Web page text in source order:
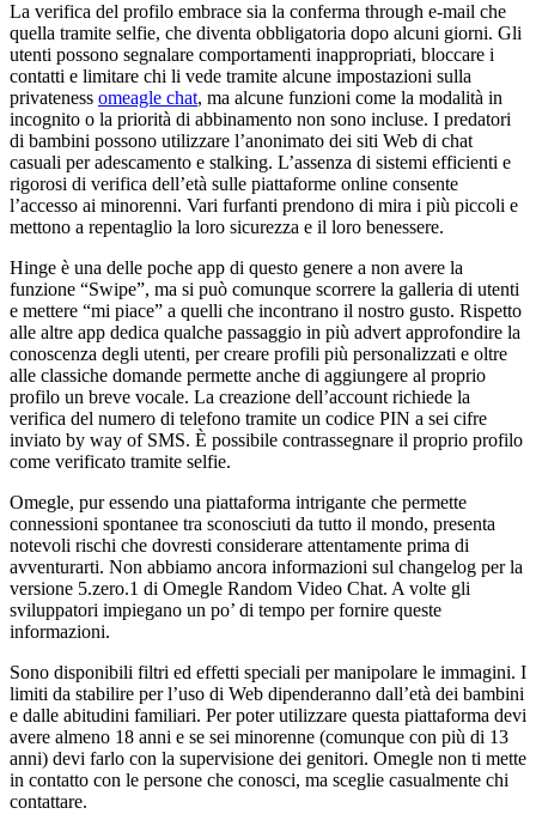
La verifica del profilo embrace sia la conferma through e-mail che
quella tramite selfie, che diventa obbligatoria dopo alcuni giorni. Gli
utenti possono segnalare comportamenti inappropriati, bloccare i
contatti e limitare chi li vede tramite alcune impostazioni sulla
privateness omeagle chat, ma alcune funzioni come la modalità in
incognito o la priorità di abbinamento non sono incluse. I predatori
di bambini possono utilizzare l’anonimato dei siti Web di chat
casuali per adescamento e stalking. L’assenza di sistemi efficienti e
rigorosi di verifica dell’età sulle piattaforme online consente
l’accesso ai minorenni. Vari furfanti prendono di mira i più piccoli e
mettono a repentaglio la loro sicurezza e il loro benessere.
Hinge è una delle poche app di questo genere a non avere la
funzione “Swipe”, ma si può comunque scorrere la galleria di utenti
e mettere “mi piace” a quelli che incontrano il nostro gusto. Rispetto
alle altre app dedica qualche passaggio in più advert approfondire la
conoscenza degli utenti, per creare profili più personalizzati e oltre
alle classiche domande permette anche di aggiungere al proprio
profilo un breve vocale. La creazione dell’account richiede la
verifica del numero di telefono tramite un codice PIN a sei cifre
inviato by way of SMS. È possibile contrassegnare il proprio profilo
come verificato tramite selfie.
Omegle, pur essendo una piattaforma intrigante che permette
connessioni spontanee tra sconosciuti da tutto il mondo, presenta
notevoli rischi che dovresti considerare attentamente prima di
avventurarti. Non abbiamo ancora informazioni sul changelog per la
versione 5.zero.1 di Omegle Random Video Chat. A volte gli
sviluppatori impiegano un po’ di tempo per fornire queste
informazioni.
Sono disponibili filtri ed effetti speciali per manipolare le immagini. I
limiti da stabilire per l’uso di Web dipenderanno dall’età dei bambini
e dalle abitudini familiari. Per poter utilizzare questa piattaforma devi
avere almeno 18 anni e se sei minorenne (comunque con più di 13
anni) devi farlo con la supervisione dei genitori. Omegle non ti mette
in contatto con le persone che conosci, ma sceglie casualmente chi
contattare.